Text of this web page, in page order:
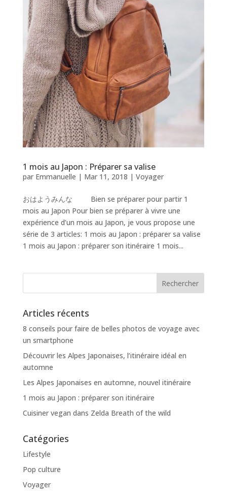
1 mois au Japon : Préparer sa valise
par Emmanuelle | Mar 11, 2018 | Voyager
おはようみんな Bien se préparer pour partir 1
mois au Japon Pour bien se préparer à vivre une
expérience d’un mois au Japon, je vous propose une
série de 3 articles: 1 mois au Japon : préparer sa valise
1 mois au Japon : préparer son itinéraire 1 mois...
Articles récents
8 conseils pour faire de belles photos de voyage avec
un smartphone
Découvrir les Alpes Japonaises, l’itinéraire idéal en
automne
Les Alpes Japonaises en automne, nouvel itinéraire
1 mois au Japon : préparer son itinéraire
Cuisiner vegan dans Zelda Breath of the wild
Catégories
Lifestyle
Pop culture
Voyager